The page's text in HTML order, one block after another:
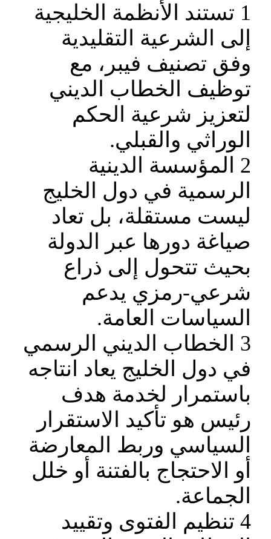
1 تستند الأنظمة الخليجية
إلى الشرعية التقليدية
وفق تصنيف فيبر، مع
توظيف الخطاب الديني
لتعزيز شرعية الحكم
الوراثي والقبلي.
2 المؤسسة الدينية
الرسمية في دول الخليج
ليست مستقلة، بل تعاد
صياغة دورها عبر الدولة
بحيث تتحول إلى ذراع
شرعي-رمزي يدعم
السياسات العامة.
3 الخطاب الديني الرسمي
في دول الخليج يعاد انتاجه
باستمرار لخدمة هدف
رئيس هو تأكيد الاستقرار
السياسي وربط المعارضة
أو الاحتجاج بالفتنة أو خلل
الجماعة.
4 تنظيم الفتوى وتقييد